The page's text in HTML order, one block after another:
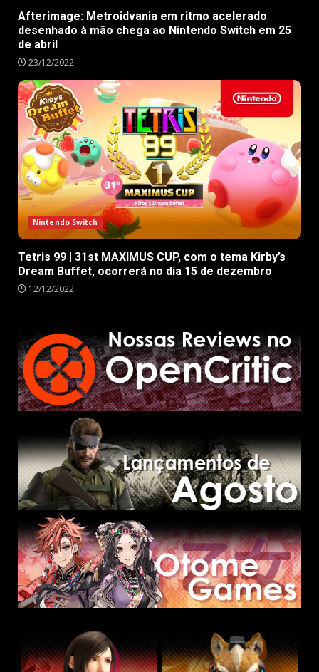
Afterimage: Metroidvania em ritmo acelerado
desenhado à mão chega ao Nintendo Switch em 25
de abril
23/12/2022
Nintendo Switch
Tetris 99 | 31st MAXIMUS CUP, com o tema Kirby’s
Dream Buffet, ocorrerá no dia 15 de dezembro
12/12/2022